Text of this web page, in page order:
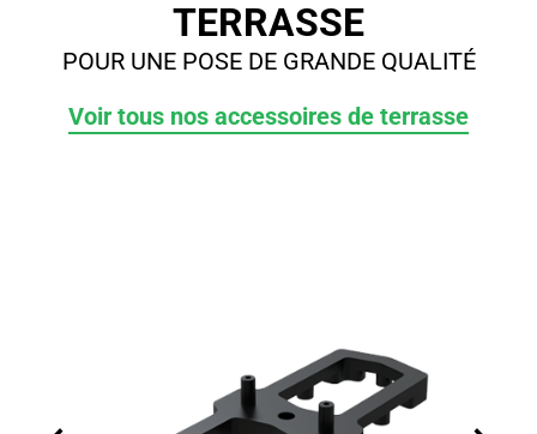
TERRASSE
POUR UNE POSE DE GRANDE QUALITÉ
Voir tous nos accessoires de terrasse